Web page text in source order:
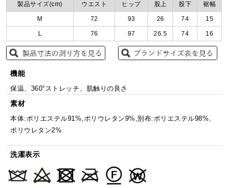
製品サイズ(cm) ウエスト ヒップ 股上 股下 裾幅
M 72 93 26 74 15
L 76 97 26.5 74 16
機能
保温、360°ストレッチ、肌触りの良さ
素材
本体:ポリエステル91%,ポリウレタン9%,別布:ポリエステル98%、
ポリウレタン2%
洗濯表示